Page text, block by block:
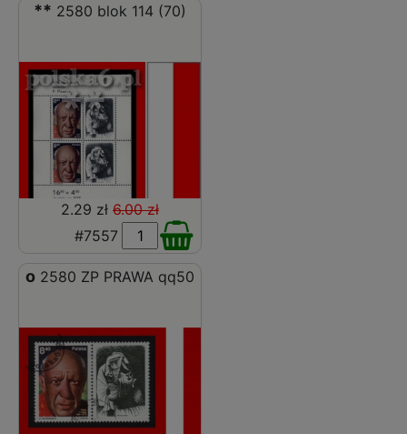
** 2580 blok 114 (70)
2.29 zł 6.00 zł
#7557
o 2580 ZP PRAWA qq50